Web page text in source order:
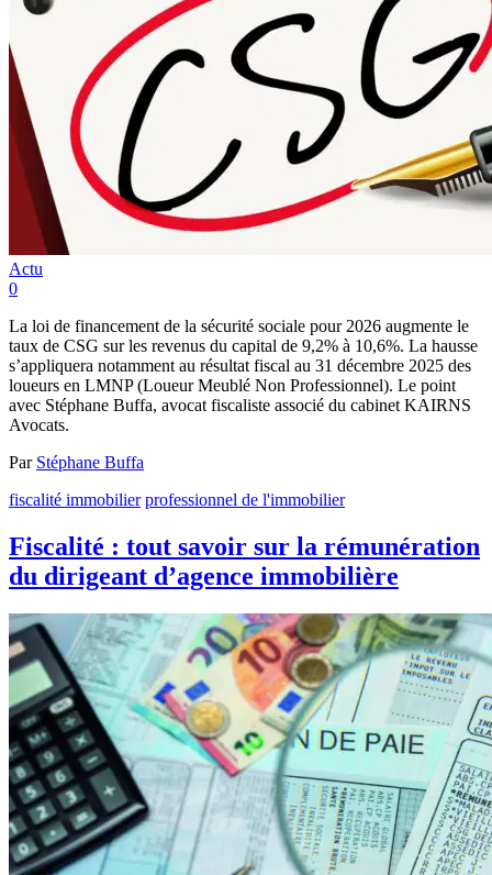
Actu
0
La loi de financement de la sécurité sociale pour 2026 augmente le
taux de CSG sur les revenus du capital de 9,2% à 10,6%. La hausse
s’appliquera notamment au résultat fiscal au 31 décembre 2025 des
loueurs en LMNP (Loueur Meublé Non Professionnel). Le point
avec Stéphane Buffa, avocat fiscaliste associé du cabinet KAIRNS
Avocats.
Par Stéphane Buffa
fiscalité immobilier professionnel de l'immobilier
Fiscalité : tout savoir sur la rémunération
du dirigeant d’agence immobilière